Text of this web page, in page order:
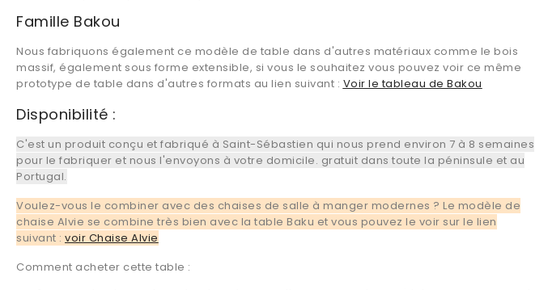
Famille Bakou
Nous fabriquons également ce modèle de table dans d'autres matériaux comme le bois
massif, également sous forme extensible, si vous le souhaitez vous pouvez voir ce même
prototype de table dans d'autres formats au lien suivant : Voir le tableau de Bakou
Disponibilité :
C'est un produit conçu et fabriqué à Saint-Sébastien qui nous prend environ 7 à 8 semaines
pour le fabriquer et nous l'envoyons à votre domicile. gratuit dans toute la péninsule et au
Portugal.
Voulez-vous le combiner avec des chaises de salle à manger modernes ? Le modèle de
chaise Alvie se combine très bien avec la table Baku et vous pouvez le voir sur le lien
suivant : voir Chaise Alvie
Comment acheter cette table :